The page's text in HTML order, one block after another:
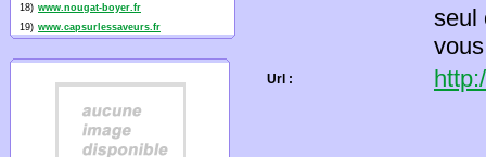
18) www.nougat-boyer.fr
19) www.capsurlessaveurs.fr
seul
Url :